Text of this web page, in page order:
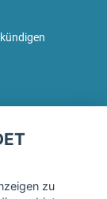
regelmäßig
zu